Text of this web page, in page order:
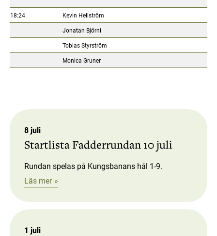
18:24
Kevin Hellström
Jonatan Björni
Tobias Styrström
Monica Gruner
8 juli
Startlista Fadderrundan 10 juli
Rundan spelas på Kungsbanans hål 1-9.
Läs mer
1 juli